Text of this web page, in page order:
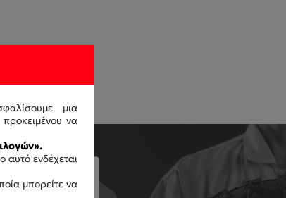
μια
προκειμένου να
αυτό ενδέχεται
μπορείτε να